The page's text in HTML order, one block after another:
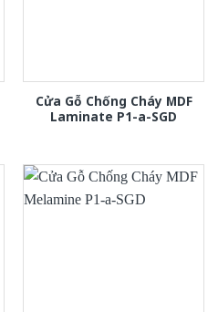
Cửa Gỗ Chống Cháy MDF
Laminate P1-a-SGD